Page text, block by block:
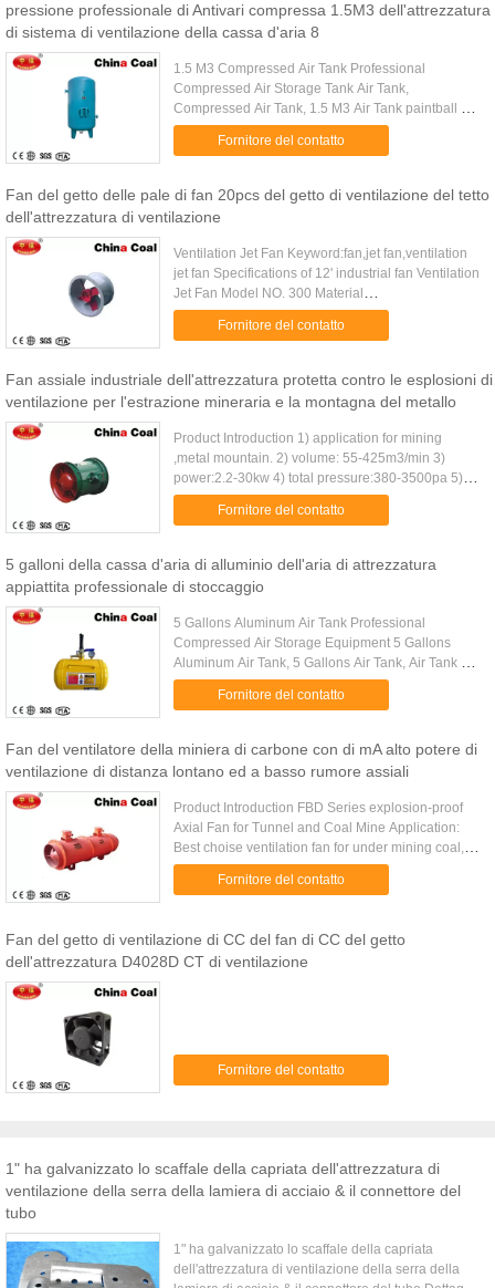
pressione professionale di Antivari compressa 1.5M3 dell'attrezzatura
di sistema di ventilazione della cassa d'aria 8
1.5 M3 Compressed Air Tank Professional
Compressed Air Storage Tank Air Tank,
Compressed Air Tank, 1.5 M3 Air Tank paintball air
tank generally cylinder, head, flange, receivership,
sealing elements and ...
Fornitore del contatto
Fan del getto delle pale di fan 20pcs del getto di ventilazione del tetto
dell'attrezzatura di ventilazione
Ventilation Jet Fan Keyword:fan,jet fan,ventilation
jet fan Specifications of 12' industrial fan Ventilation
Jet Fan Model NO. 300 Material
SS202/SS201/ss304 Amount of Blades 20pcs
Turbine Diameter 430mm ...
Fornitore del contatto
Fan assiale industriale dell'attrezzatura protetta contro le esplosioni di
ventilazione per l'estrazione mineraria e la montagna del metallo
Product Introduction 1) application for mining
,metal mountain. 2) volume: 55-425m3/min 3)
power:2.2-30kw 4) total pressure:380-3500pa 5)
axial fan YBT Series Coal Mine Explosion-proof
Axial Fan Feature: This ....
Fornitore del contatto
5 galloni della cassa d'aria di alluminio dell'aria di attrezzatura
appiattita professionale di stoccaggio
5 Gallons Aluminum Air Tank Professional
Compressed Air Storage Equipment 5 Gallons
Aluminum Air Tank, 5 Gallons Air Tank, Air Tank 5
Gallons Aluminum Air Tank/1.5 gallon tank Feature
1. Lightweight 2. 120V...
Fornitore del contatto
Fan del ventilatore della miniera di carbone con di mA alto potere di
ventilazione di distanza lontano ed a basso rumore assiali
Product Introduction FBD Series explosion-proof
Axial Fan for Tunnel and Coal Mine Application:
Best choise ventilation fan for under mining coal,
deep tunnel/ metal mining/ engineering tunnel
Function: far ...Fornitore del contatto
Fan del getto di ventilazione di CC del fan di CC del getto
dell'attrezzatura D4028D CT di ventilazione
Fornitore del contatto
1" ha galvanizzato lo scaffale della capriata dell'attrezzatura di
ventilazione della serra della lamiera di acciaio & il connettore del
tubo
1" ha galvanizzato lo scaffale della capriata
dell'attrezzatura di ventilazione della serra della